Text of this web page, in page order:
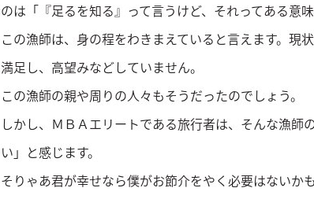
のは「『足るを知る』って言うけど、それってある意
この漁師は、身の程をわきまえていると言えます。現
満足し、高望みなどしていません。
この漁師の親や周りの人々もそうだったのでしょう。
しかし、ＭＢＡエリートである旅行者は、そんな漁師
い」と感じます。
そりゃあ君が幸せなら僕がお節介をやく必要はないか